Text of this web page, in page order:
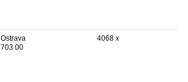
Ostrava
703 00
4068 x